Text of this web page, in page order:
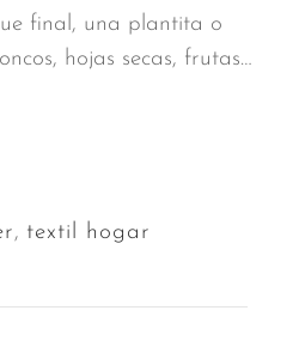
final, una plantita o
hojas secas, frutas…
, textil hogar